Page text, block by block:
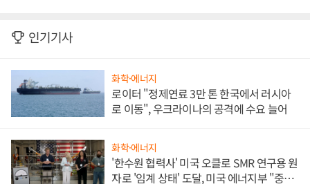
인기기사
화학·에너지
로이터 "정제연료 3만 톤 한국에서 러시아
로 이동", 우크라이나의 공격에 수요 늘어
화학·에너지
'한수원 협력사' 미국 오클로 SMR 연구용 원
자로 '임계 상태' 도달, 미국 에너지부 "중요